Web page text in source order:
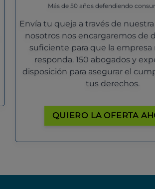
Más de 50 años defendiendo
Envía tu queja a través de
nosotros nos encargaremos de
suficiente para que la empresa
responda. 150 abogados y
disposición para asegurar el
tus derechos.
QUIERO LA OFERTA